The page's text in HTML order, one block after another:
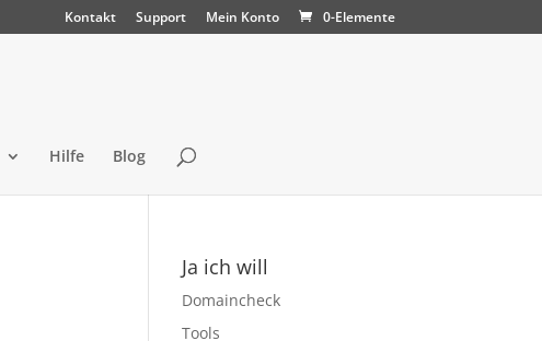
Kontakt Support Mein Konto 0-Elemente
Hilfe Blog
Ja ich will
Domaincheck
Tools